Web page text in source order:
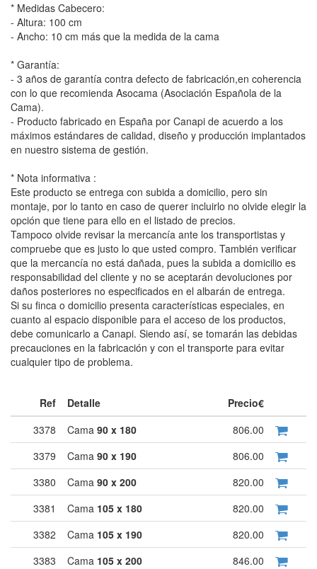
* Medidas Cabecero:
- Altura: 100 cm
- Ancho: 10 cm más que la medida de la cama
* Garantía:
- 3 años de garantía contra defecto de fabricación,en coherencia
con lo que recomienda Asocama (Asociación Española de la
Cama).
- Producto fabricado en España por Canapi de acuerdo a los
máximos estándares de calidad, diseño y producción implantados
en nuestro sistema de gestión.
* Nota informativa :
Este producto se entrega con subida a domicilio, pero sin
montaje, por lo tanto en caso de querer incluirlo no olvide elegir la
opción que tiene para ello en el listado de precios.
Tampoco olvide revisar la mercancía ante los transportistas y
compruebe que es justo lo que usted compro. También verificar
que la mercancía no está dañada, pues la subida a domicilio es
responsabilidad del cliente y no se aceptarán devoluciones por
daños posteriores no especificados en el albarán de entrega.
Si su finca o domicilio presenta características especiales, en
cuanto al espacio disponible para el acceso de los productos,
debe comunicarlo a Canapi. Siendo así, se tomarán las debidas
precauciones en la fabricación y con el transporte para evitar
cualquier tipo de problema.
Ref Detalle
Precio€
3378
Cama 90 x 180
806.00
3379
Cama 90 x 190
806.00
3380
Cama 90 x 200
820.00
3381
Cama 105 x 180
820.00
3382
Cama 105 x 190
820.00
3383
Cama 105 x 200 846.00